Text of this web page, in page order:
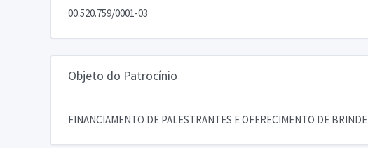
00.520.759/0001-03
Objeto do Patrocínio
FINANCIAMENTO DE PALESTRANTES E OFERECIMENTO DE BRINDE